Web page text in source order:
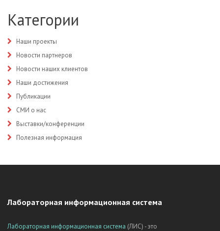
Категории
Наши проекты
Новости партнеров
Новости наших клиентов
Наши достижения
Публикации
СМИ о нас
Выставки/конференции
Полезная информация
Лабораторная информационная система
Лабораторная информационная система (ЛИС) - это